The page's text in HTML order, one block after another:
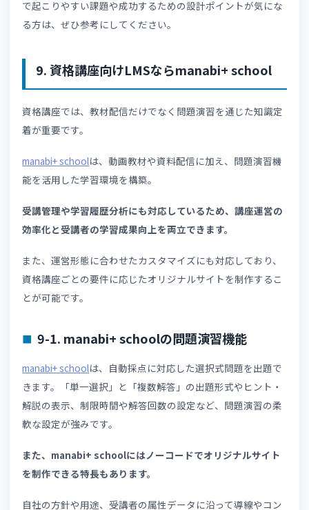
講座の最終試験において一定の点数や学習条件を満たした
一定の理解度を満たした受講者だけに修了が認められる仕
にメリットが生まれます。ここでは、具体的なメリットを
掘りし、LMS活用による効果まで解説します。
8-1. 受講者満足度が向上する
す。
なぜなら受講者の学習状況を把握しやすくなるため、質の
い個別フォローが可能になるからです。
例えば、理解度テストの結果から苦手分野に特化した復習
り、学習支援の個別最適化を図れます。
受講者満足度の向上は、自社が実施する別講座への誘導や